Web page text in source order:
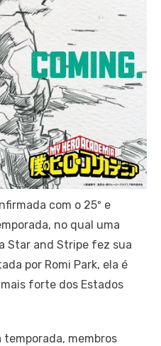
com o 25º e
no qual uma
Star and Stripe fez sua
por Romi Park, ela é
forte dos Estados
membros